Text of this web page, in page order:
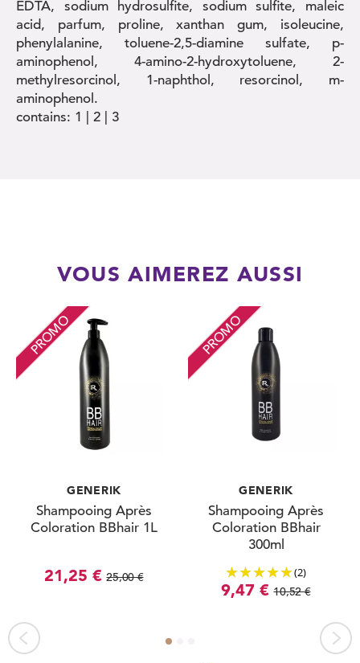
EDTA, sodium hydrosulfite, sodium sulfite, maleic
acid, parfum, proline, xanthan gum, isoleucine,
phenylalanine, toluene-2,5-diamine sulfate, p-
aminophenol, 4-amino-2-hydroxytoluene, 2-
methylresorcinol, 1-naphthol, resorcinol, m-
aminophenol.
contains: 1 | 2 | 3
VOUS AIMEREZ AUSSI
PROMO
GENERIK
Shampooing Après
Coloration BBhair 1L
21,25 € 25,00 €
PROMO
GENERIK
Shampooing Après
Coloration BBhair
300ml
(2)
9,47 € 10,52 €